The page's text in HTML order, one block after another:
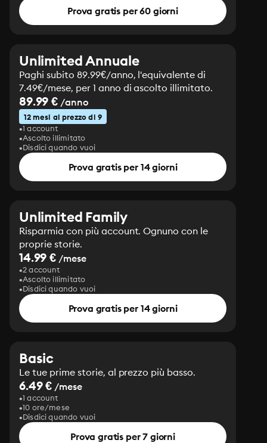
Prova gratis per 60 giorni
Unlimited Annuale
Paghi subito 89.99€/anno, l'equivalente di
7.49€/mese, per 1 anno di ascolto illimitato.
89.99 € /anno
12 mesi al prezzo di 9
1 account
Ascolto illimitato
Disdici quando vuoi
Prova gratis per 14 giorni
Unlimited Family
Risparmia con più account. Ognuno con le
proprie storie.
14.99 € /mese
2 account
Ascolto illimitato
Disdici quando vuoi
Prova gratis per 14 giorni
Basic
Le tue prime storie, al prezzo più basso.
6.49 € /mese
1 account
10 ore/mese
Disdici quando vuoi
Prova gratis per 7 giorni